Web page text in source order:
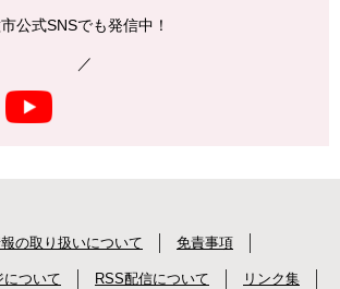
公式SNSでも発信中！
の取り扱いについて 免責事項
について RSS配信について リンク集